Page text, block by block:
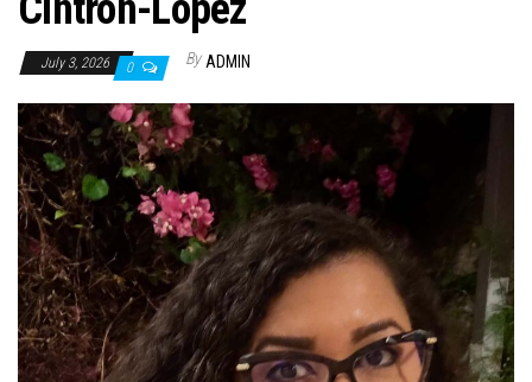
July 3, 2026 0 By ADMIN